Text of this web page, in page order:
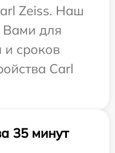
Zeiss. Наш
Вами для
и сроков
Carl
35 минут